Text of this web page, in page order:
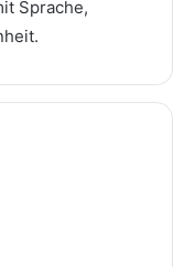
Sprache,